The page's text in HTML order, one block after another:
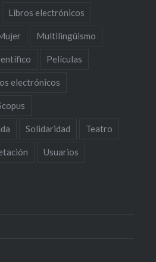
Libros electrónicos
Multilingüismo
Películas
electrónicos
Solidaridad Teatro
Usuarios